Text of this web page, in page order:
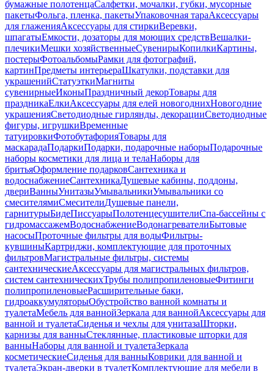
бумажные полотенцаСалфетки, мочалки, губки, мусорные
пакетыФольга, пленка, пакетыУпаковочная тараАксессуары
для глаженияАксессуары для стиркиВеревки,
шпагатыЕмкости, дозаторы для моющих средствВешалки-
плечикиМешки хозяйственныеСувенирыКопилкиКартины,
постерыФотоальбомыРамки для фотографий,
картинПредметы интерьераШкатулки, подставки для
украшенийСтатуэткиМагниты
сувенирныеИконыПраздничный декорТовары для
праздникаЕлкиАксессуары для елей новогоднихНовогодние
украшенияСветодиодные гирлянды, декорацииСветодиодные
фигуры, игрушкиВременные
татуировкиФотобутафорияТовары для
маскарадаПодаркиПодарки, подарочные наборыПодарочные
наборы косметики для лица и телаНаборы для
бритьяОформление подарковСантехника и
водоснабжениеСантехникаДушевые кабины, поддоны,
двериВанныУнитазыУмывальникиУмывальники со
смесителямиСмесителиДушевые панели,
гарнитурыБидеПиссуарыПолотенцесушителиСпа-бассейны с
гидромассажемВодоснабжениеВодонагревателиБытовые
насосыПроточные фильтры для водыФильтры-
кувшиныКартриджи, комплектующие для проточных
фильтровМагистральные фильтры, системы
сантехническиеАксессуары для магистральных фильтров,
систем сантехническихТрубы полипропиленовыеФитинги
полипропиленовыеРасширительные баки,
гидроаккумуляторыОбустройство ванной комнаты и
туалетаМебель для ваннойЗеркала для ваннойАксессуары для
ванной и туалетаСиденья и чехлы для унитазаШторки,
карнизы для ванныСтеклянные, пластиковые шторки для
ванныНаборы для ванной и туалетаЗеркала
косметическиеСиденья для ванныКоврики для ванной и
туалетаЭкран-дверки в туалетКомплектующие для мебели в